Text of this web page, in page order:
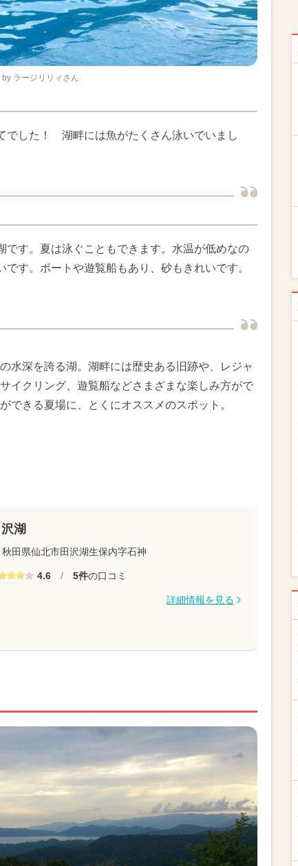
by ラージリリィさん
した！ 湖畔には魚がたくさん泳いでいまし
です。夏は泳ぐこともできます。水温が低めなの
す。ボートや遊覧船もあり、砂もきれいです。
水深を誇る湖。湖畔には歴史ある旧跡や、レジャ
イクリング、遊覧船などさまざまな楽しみ方がで
できる夏場に、とくにオススメのスポット。
湖
秋田県仙北市田沢湖生保内字石神
4.6 / 5件の口コミ
詳細情報を見る